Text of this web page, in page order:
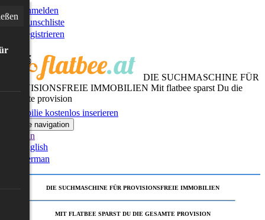
Anmelden
Wunschliste
Registrieren
DIE SUCHMASCHINE FÜR
PROVISIONSFREIE IMMOBILIEN Mit flatbee sparst Du die
gesamte provision
Immobilie kostenlos inserieren
Toggle navigation
German
English
German
DIE SUCHMASCHINE FÜR PROVISIONSFREIE IMMOBILIEN
MIT FLATBEE SPARST DU DIE GESAMTE PROVISION